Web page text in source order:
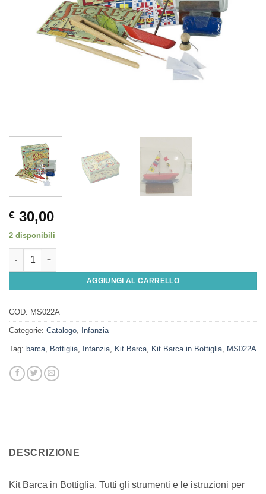
€ 30,00
2 disponibili
Kit Barca in Bottiglia quantità
AGGIUNGI AL CARRELLO
COD: MS022A
Categorie: Catalogo Infanzia
Tag: barca Bottiglia Infanzia Kit Barca Kit Barca in Bottiglia MS022A
DESCRIZIONE
Kit Barca in Bottiglia. Tutti gli strumenti e le istruzioni per